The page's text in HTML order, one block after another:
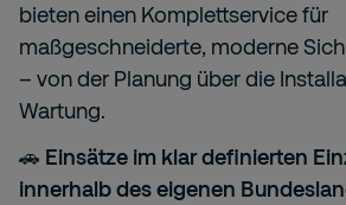
bieten einen Komplettservice für
maßgeschneiderte, moderne
– von der Planung über die
Wartung.
🚗 Einsätze im klar definierten
innerhalb des eigenen